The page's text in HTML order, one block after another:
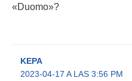
«Duomo»?
KEPA
2023-04-17 A LAS 3:56 PM